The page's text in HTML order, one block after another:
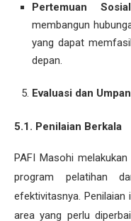
Pertemuan
membangun
yang dapat
depan.
Evaluasi dan
5.1. Penilaian Berkala
PAFI Masohi
program pelatihan
efektivitasnya.
area yang perlu